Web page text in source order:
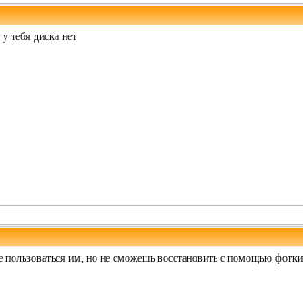
тебя диска нет
пользоваться им, но не сможешь восстановить с помощью